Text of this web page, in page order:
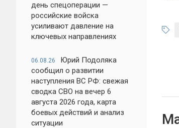
день спецоперации —
российские войска
усиливают давление на
ключевых направлениях
06.08.26
Юрий Подоляка
сообщил о развитии
наступления ВС РФ: свежая
сводка СВО на вечер 6
августа 2026 года, карта
боевых действий и анализ
ситуации